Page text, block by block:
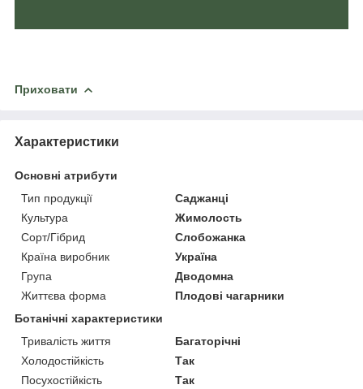
Приховати
Характеристики
Основні атрибути
Тип продукції
Саджанці
Культура
Жимолость
Сорт/Гібрид
Слобожанка
Країна виробник
Україна
Група
Дводомна
Життєва форма
Плодові чагарники
Ботанічні характеристики
Тривалість життя
Багаторічні
Холодостійкість
Так
Посухостійкість
Так